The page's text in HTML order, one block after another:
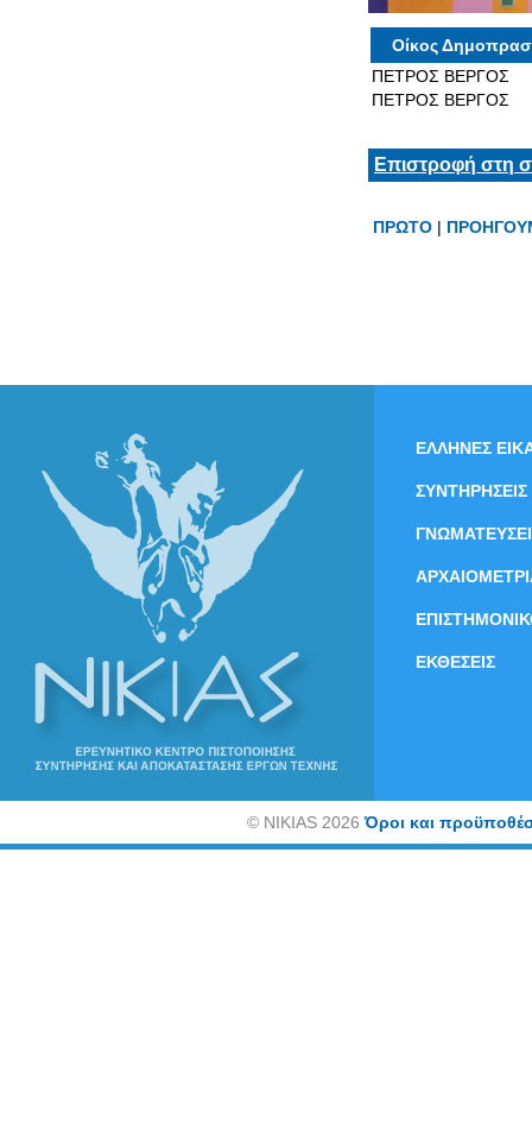
Οίκος
ΠΕΤΡΟΣ ΒΕΡΓΟΣ
ΠΕΤΡΟΣ ΒΕΡΓΟΣ
Επιστροφή στη
ΠΡΩΤΟ |
ΕΛΛΗΝΕΣ
ΣΥΝΤΗΡΗΣΕΙΣ
ΕΚΘΕΣΕΙΣ
©NIKIAS 2026Όροι και